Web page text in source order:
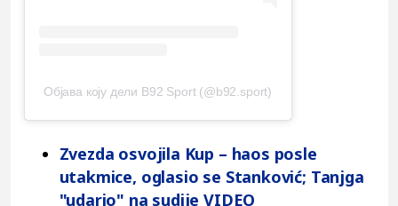
Објава коју дели B92 Sport (@b92.sport)
Zvezda osvojila Kup – haos posle
utakmice, oglasio se Stanković; Tanjga
"udario" na sudije VIDEO